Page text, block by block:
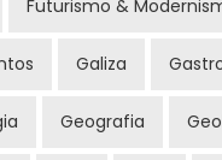
Futurismo &
Galiza
Geografia